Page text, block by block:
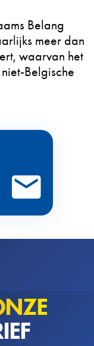
Belang
meer dan
waarvan het
Belgische